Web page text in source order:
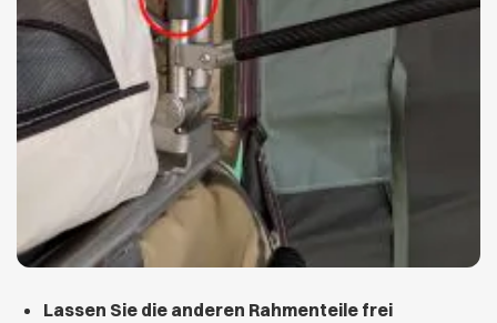
Lassen Sie die anderen Rahmenteile frei